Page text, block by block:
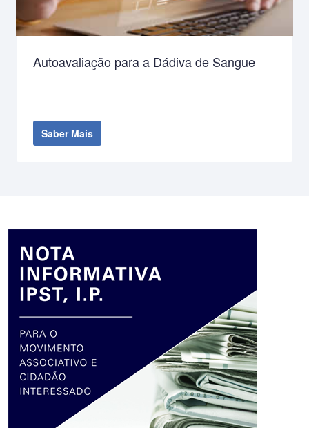
Autoavaliação para a Dádiva de Sangue
Saber Mais